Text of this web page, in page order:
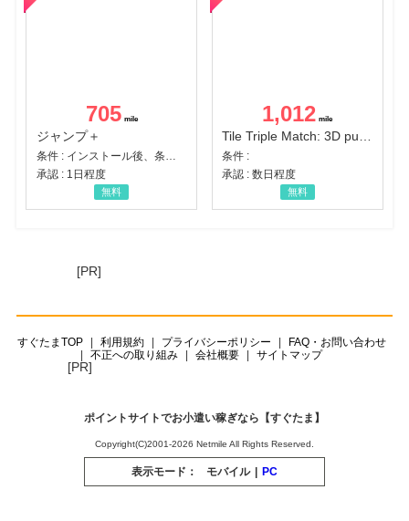
705
ジャンプ＋
承認 : 1日程度
無料
1,012
条件 :
承認 : 数日程度
無料
[PR]
すぐたまTOP 利用規約 プライバシーポリシー
FAQ・お問い合わせ
不正への取り組み
会社概要 サイトマップ
[PR]
ポイントサイトでお小遣い稼ぎなら【すぐたま】
Copyright(C)2001-2026 Netmile All Rights Reserved.
表示モード： モバイル | PC